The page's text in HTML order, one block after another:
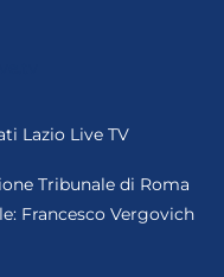
Lazio Live TV
Tribunale di Roma
Francesco Vergovich